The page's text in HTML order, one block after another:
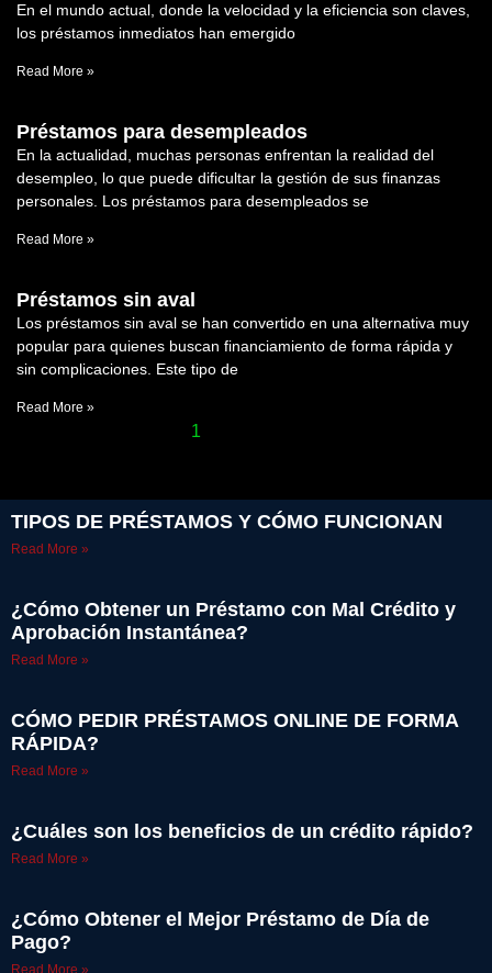
En el mundo actual, donde la velocidad y la eficiencia son claves,
los préstamos inmediatos han emergido
Read More »
Préstamos para desempleados
En la actualidad, muchas personas enfrentan la realidad del
desempleo, lo que puede dificultar la gestión de sus finanzas
personales. Los préstamos para desempleados se
Read More »
Préstamos sin aval
Los préstamos sin aval se han convertido en una alternativa muy
popular para quienes buscan financiamiento de forma rápida y
sin complicaciones. Este tipo de
Read More »
1
TIPOS DE PRÉSTAMOS Y CÓMO FUNCIONAN
Read More »
¿Cómo Obtener un Préstamo con Mal Crédito y
Aprobación Instantánea?
Read More »
CÓMO PEDIR PRÉSTAMOS ONLINE DE FORMA
RÁPIDA?
Read More »
¿Cuáles son los beneficios de un crédito rápido?
Read More »
¿Cómo Obtener el Mejor Préstamo de Día de
Pago?
Read More »